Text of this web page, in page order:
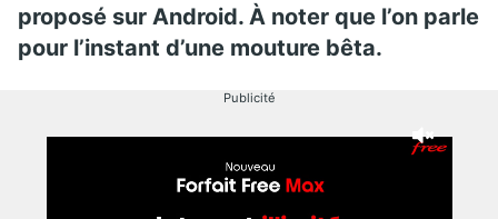
proposé sur Android. À noter que l’on parle
pour l’instant d’une mouture bêta.
Publicité